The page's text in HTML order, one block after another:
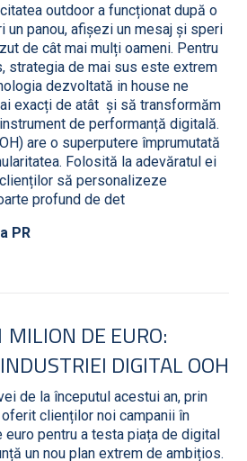
outdoor a funcționat după o
un panou, afișezi un mesaj și speri
de cât mai mulți oameni. Pentru
strategia de mai sus este extrem
dezvoltată in house ne
exacți de atât și să transformăm
de performanță digitală.
are o superputere împrumutată
Folosită la adevăratul ei
să personalizeze
profund de det
PR
DE EURO:
DIGITAL OOH
de la începutul acestui an, prin
clienților noi campanii în
euro pentru a testa piața de digital
un nou plan extrem de ambițios.